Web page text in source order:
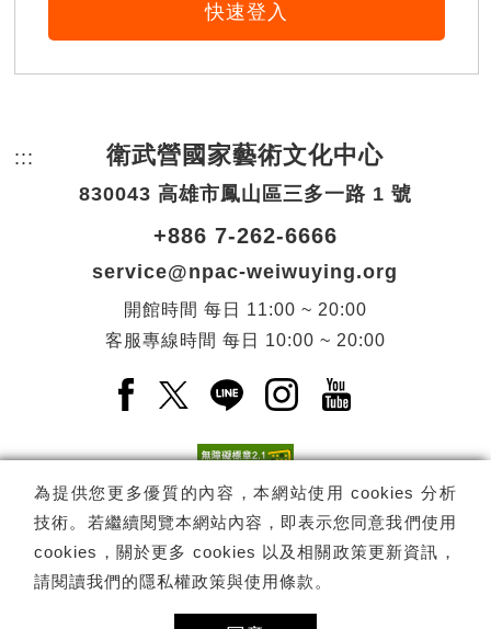
快速登入
為提供您更多優質的內容，本網站使用 cookies 分析
技術。若繼續閱覽本網站內容，即表示您同意我們使用
cookies，關於更多 cookies 以及相關政策更新資訊，
請閱讀我們的隱私權政策與使用條款 。
::: 頁尾網站資訊。
衛武營國家藝術文化中心
830043 高雄市鳳山區三多一路 1 號
+886 7-262-6666
service@npac-weiwuying.org
開館時間 每日
11:00 ~ 20:00
客服專線時間 每日 10:00 ~ 20:00
Facebook(另開新視窗)
X(另開新視窗)
LINE(另開新視窗)
Instagram(另開新視
YouTube(另開
電子報訂閱 訂閱
Copyright © 國家表演藝術中心 -衛武營國家藝術文化中心